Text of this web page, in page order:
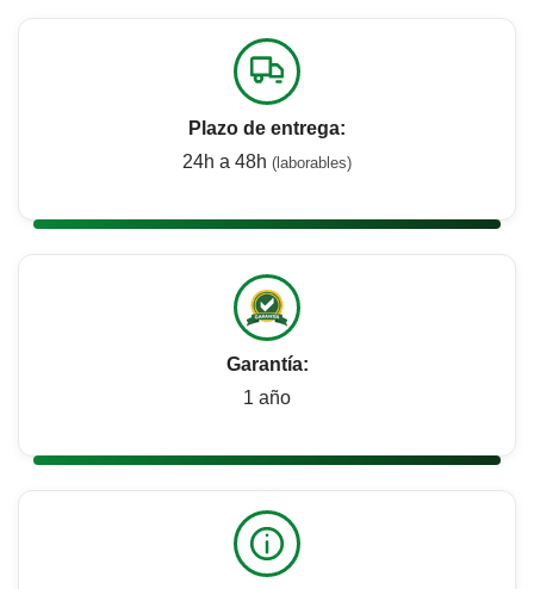
Plazo de entrega:
24h a 48h (laborables)
Garantía:
1 año